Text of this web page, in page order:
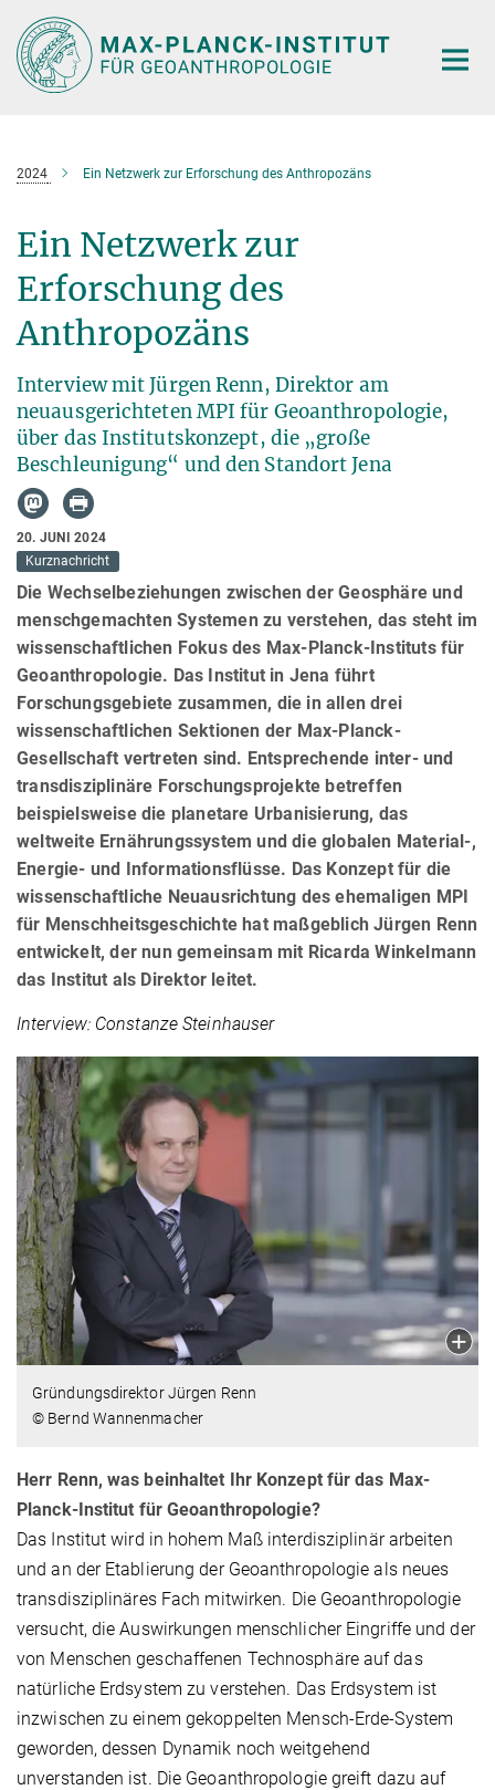
Hauptinhalt
2024 Ein Netzwerk zur Erforschung des Anthropozäns
Ein Netzwerk zur
Erforschung des
Anthropozäns
Interview mit Jürgen Renn, Direktor am
neuausgerichteten MPI für Geoanthropologie,
über das Institutskonzept, die „große
Beschleunigung“ und den Standort Jena
20. JUNI 2024
Kurznachricht
Die Wechselbeziehungen zwischen der Geosphäre und
menschgemachten Systemen zu verstehen, das steht im
wissenschaftlichen Fokus des Max-Planck-Instituts für
Geoanthropologie. Das Institut in Jena führt
Forschungsgebiete zusammen, die in allen drei
wissenschaftlichen Sektionen der Max-Planck-
Gesellschaft vertreten sind. Entsprechende inter- und
transdisziplinäre Forschungsprojekte betreffen
beispielsweise die planetare Urbanisierung, das
weltweite Ernährungssystem und die globalen Material-,
Energie- und Informationsflüsse. Das Konzept für die
wissenschaftliche Neuausrichtung des ehemaligen MPI
für Menschheitsgeschichte hat maßgeblich Jürgen Renn
entwickelt, der nun gemeinsam mit Ricarda Winkelmann
das Institut als Direktor leitet.
Interview: Constanze Steinhauser
Gründungsdirektor Jürgen Renn
© Bernd Wannenmacher
Herr Renn, was beinhaltet Ihr Konzept für das Max-
Planck-Institut für Geoanthropologie?
Das Institut wird in hohem Maß interdisziplinär arbeiten
und an der Etablierung der Geoanthropologie als neues
transdisziplinäres Fach mitwirken. Die Geoanthropologie
versucht, die Auswirkungen menschlicher Eingriffe und der
von Menschen geschaffenen Technosphäre auf das
natürliche Erdsystem zu verstehen. Das Erdsystem ist
inzwischen zu einem gekoppelten Mensch-Erde-System
geworden, dessen Dynamik noch weitgehend
unverstanden ist. Die Geoanthropologie greift dazu auf